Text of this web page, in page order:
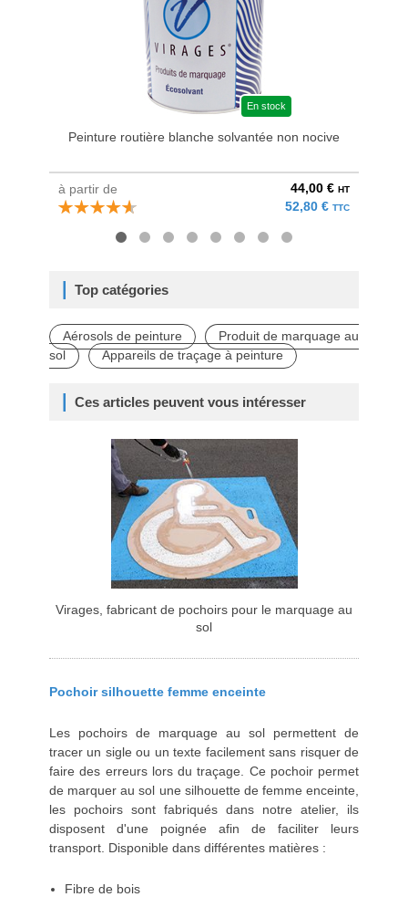
En stock
Peinture routière blanche solvantée non nocive
à partir de 44,00 € HT
52,80 € TTC
Top catégories
Aérosols de peinture
Produit de marquage au
sol
Appareils de traçage à peinture
Ces articles peuvent vous intéresser
Virages, fabricant de pochoirs pour le marquage au
sol
Pochoir silhouette femme enceinte
Les pochoirs de marquage au sol permettent de
tracer un sigle ou un texte facilement sans risquer de
faire des erreurs lors du traçage. Ce pochoir permet
de marquer au sol une silhouette de femme enceinte,
les pochoirs sont fabriqués dans notre atelier, ils
disposent d'une poignée afin de faciliter leurs
transport. Disponible dans différentes matières :
Fibre de bois